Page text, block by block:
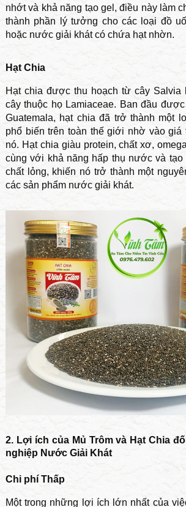
nhớt và khả năng tạo gel, điều này làm
thành phần lý tưởng cho các loại đồ
hoặc nước giải khát có chứa hạt nhờn.
Hạt Chia
Hạt chia được thu hoạch từ cây Salvia
cây thuộc họ Lamiaceae. Ban đầu
Guatemala, hạt chia đã trở thành một
phổ biến trên toàn thế giới nhờ vào
nó. Hạt chia giàu protein, chất xơ,
cùng với khả năng hấp thụ nước và tạo
chất lỏng, khiến nó trở thành một
các sản phẩm nước giải khát.
2. Lợi ích của Mủ Trôm và Hạt Chia
nghiệp Nước Giải Khát
Chi phí Thấp
Một trong những lợi ích lớn nhất của